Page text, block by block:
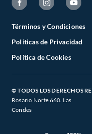
Términos y Condiciones
Políticas de Privacidad
Política de Cookies
© TODOS LOS DERECHOS
Rosario Norte 660. Las
Condes